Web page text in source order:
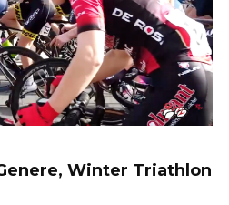
Winter Triathlon